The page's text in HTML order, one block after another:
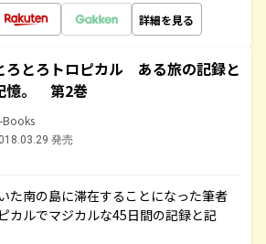
詳細を見る
ろとろトロピカル ある旅の記録と
憶。 第2巻
Books
発売
た南の島に滞在することになった筆者
カルでマジカルな45日間の記録と記